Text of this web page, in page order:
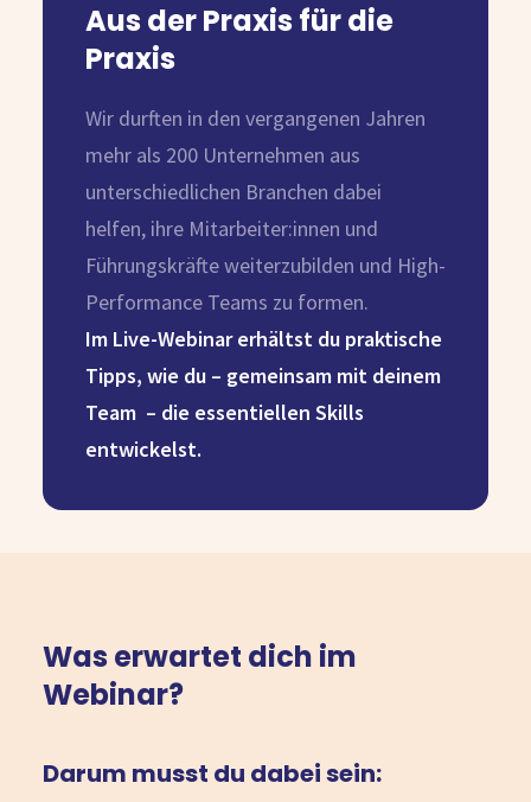
Aus der Praxis für die
Praxis
Wir durften in den vergangenen Jahren
mehr als 200 Unternehmen aus
unterschiedlichen Branchen dabei
helfen, ihre Mitarbeiter:innen und
Führungskräfte weiterzubilden und High-
Performance Teams zu formen.
Im Live-Webinar erhältst du praktische
Tipps, wie du – gemeinsam mit deinem
Team – die essentiellen Skills
entwickelst.
Was erwartet dich im
Webinar?
Darum musst du dabei sein: